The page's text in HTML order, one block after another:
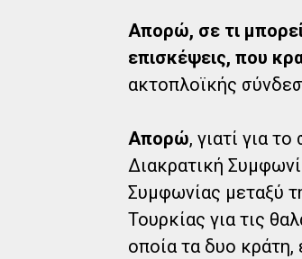
Απορώ, σε τι
επισκέψεις, που
ακτοπλοϊκής
Απορώ, γιατί για
Διακρατική
Συμφωνίας μεταξύ
Τουρκίας για τις
οποία τα δυο